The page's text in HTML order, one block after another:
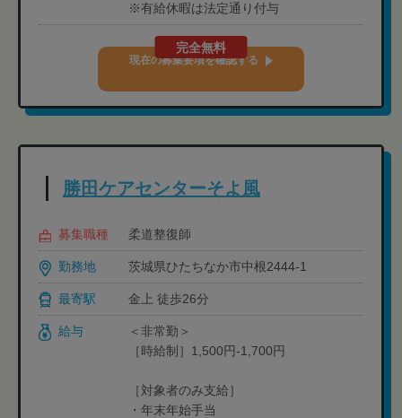
※有給休暇は法定通り付与
完全無料
現在の募集要項を確認する
勝田ケアセンターそよ風
募集職種 柔道整復師
勤務地 茨城県ひたちなか市中根2444-1
最寄駅 金上 徒歩26分
給与
＜非常勤＞
［時給制］1,500円-1,700円
［対象者のみ支給］
・年末年始手当